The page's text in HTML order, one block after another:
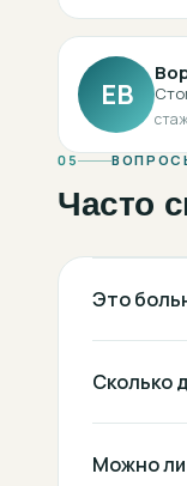
ЕВ
05
Часто
Это
Сколько
Можно ли